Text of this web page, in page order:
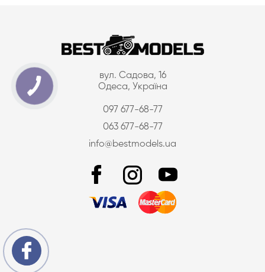
вул. Садова, 16
Одеса, Україна
097 677-68-77
063 677-68-77
info@bestmodels.ua